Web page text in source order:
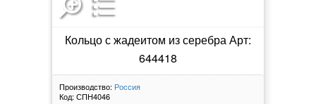
Кольцо с жадеитом из серебра Арт:
644418
Производство: Россия
Код: СПН4046